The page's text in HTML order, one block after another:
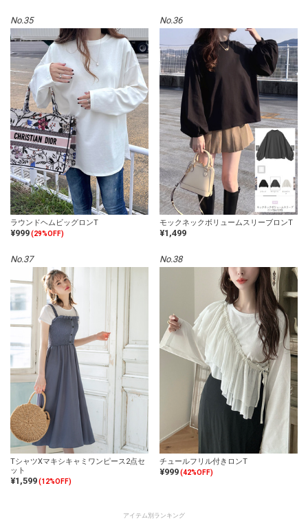
No.35
ラウンドヘムビッグロンT
¥999(29%OFF)
No.36
モックネックボリュームスリーブロンT
¥1,499
No.37
TシャツXマキシキャミワンピース2点セ
ット
¥1,599(12%OFF)
No.38
チュールフリル付きロンT
¥999(42%OFF)
アイテム別ランキング